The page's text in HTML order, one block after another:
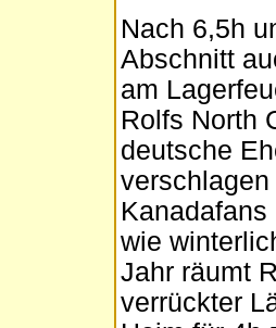
Nach 6,5h
Abschnitt
am
Rolfs North
deutsche
wie
Jahr räumt
verrückter